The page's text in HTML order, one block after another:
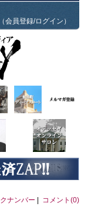
会員登録/ログイン）
ナンバー コメント(0)